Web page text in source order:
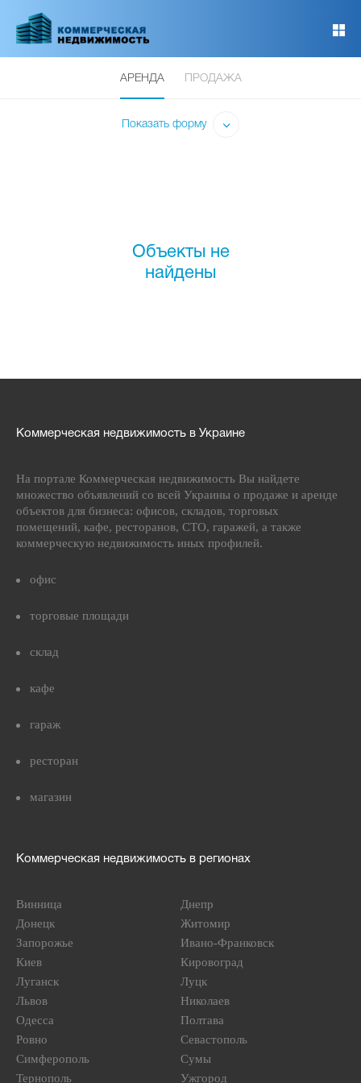
основному
АРЕНДА ПРОДАЖА
Показать форму
Объекты не
найдены
Коммерческая недвижимость в Украине
На портале Коммерческая недвижимость Вы найдете
множество объявлений со всей Украины о продаже и аренде
объектов для бизнеса: офисов, складов, торговых
помещений, кафе, ресторанов, СТО, гаражей, а также
коммерческую недвижимость иных профилей.
офис
торговые площади
склад
кафе
гараж
ресторан
магазин
Коммерческая недвижимость в регионах
Винница
Днепр
Донецк
Житомир
Запорожье
Ивано-Франковск
Киев
Кировоград
Луганск
Луцк
Львов
Николаев
Одесса
Полтава
Ровно
Севастополь
Симферополь
Сумы
Тернополь
Ужгород